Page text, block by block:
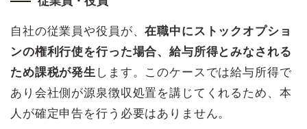
自社の従業員や役員が、在職中にストックオプショ
ンの権利行使を行った場合、給与所得とみなされる
ため課税が発生 します。このケースでは給与所得で
あり会社側が源泉徴収処置を講じてくれるため、本
人が確定申告を行う必要はありません。